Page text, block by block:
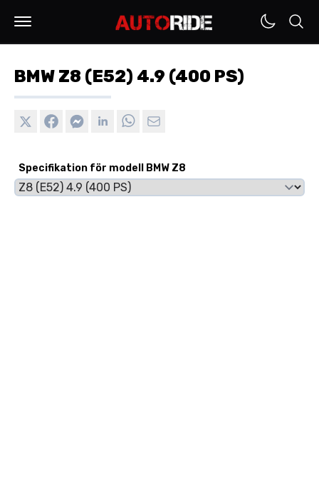
BMW Z8 (E52) 4.9 (400 PS)
Specifikation för modell BMW Z8